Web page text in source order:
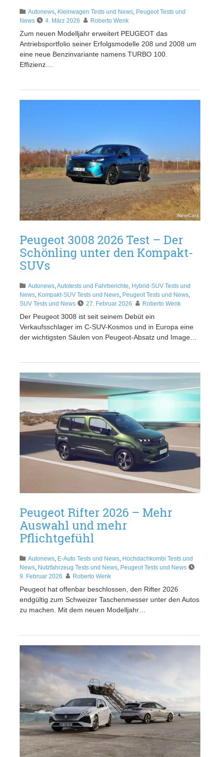
Autonews, Kleinwagen Tests und News, Peugeot Tests und
News
4. März 2026 Roberto Wenk
Zum neuen Modelljahr erweitert PEUGEOT das
Antriebsportfolio seiner Erfolgsmodelle 208 und 2008 um
eine neue Benzinvariante namens TURBO 100.
Effizienz…
Peugeot 3008 2026 Test – Der
Schönling unter den Kompakt-
SUVs
Autonews,Autotests und Fahrberichte, Hybrid-SUV Tests und
News, Kompakt-SUV Tests und News, Peugeot Tests und News,
SUV Tests und News
27. Februar 2026 Roberto Wenk
Der Peugeot 3008 ist seit seinem Debüt ein
Verkaufsschlager im C-SUV-Kosmos und in Europa eine
der wichtigsten Säulen von Peugeot-Absatz und Image…
Peugeot Rifter 2026 – Mehr
Auswahl und mehr
Pflichtgefühl
Autonews, E-Auto Tests und News, Hochdachkombi Tests und
News, Nutzfahrzeug Tests und News, Peugeot Tests und News
9. Februar 2026
Roberto Wenk
Peugeot hat offenbar beschlossen, den Rifter 2026
endgültig zum Schweizer Taschenmesser unter den Autos
zu machen. Mit dem neuen Modelljahr…